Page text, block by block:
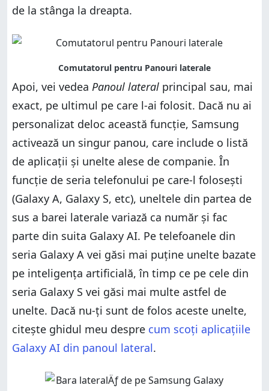
de la stânga la dreapta.
Apoi, vei vedea Panoul lateral principal sau, mai
exact, pe ultimul pe care l-ai folosit. Dacă nu ai
personalizat deloc această funcție, Samsung
activează un singur panou, care include o listă
de aplicații și unelte alese de companie. În
funcție de seria telefonului pe care-l folosești
(Galaxy A, Galaxy S, etc), uneltele din partea de
sus a barei laterale variază ca număr și fac
parte din suita Galaxy AI. Pe telefoanele din
seria Galaxy A vei găsi mai puține unelte bazate
pe inteligența artificială, în timp ce pe cele din
seria Galaxy S vei găsi mai multe astfel de
unelte. Dacă nu-ți sunt de folos aceste unelte,
citește ghidul meu despre cum scoți aplicațiile
Galaxy AI din panoul lateral.